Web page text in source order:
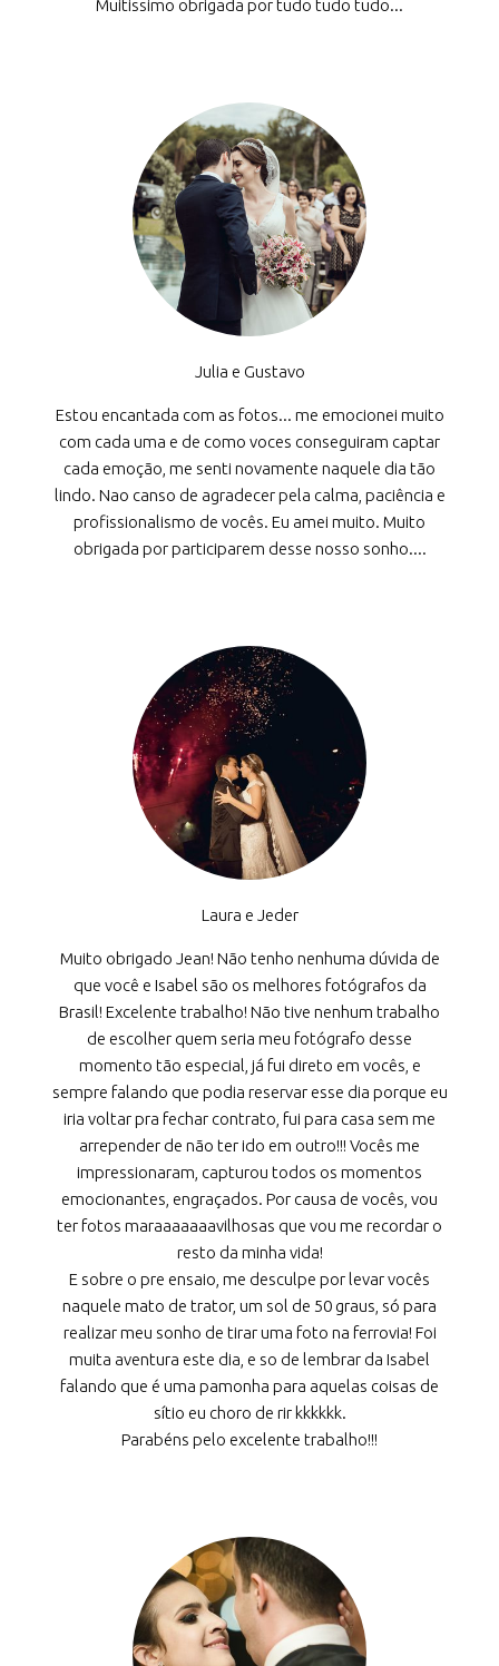
Muitissimo obrigada por tudo tudo tudo...
Julia e Gustavo
Estou encantada com as fotos... me emocionei muito
com cada uma e de como voces conseguiram captar
cada emoção, me senti novamente naquele dia tão
lindo. Nao canso de agradecer pela calma, paciência e
profissionalismo de vocês. Eu amei muito. Muito
obrigada por participarem desse nosso sonho....
Laura e Jeder
Muito obrigado Jean! Não tenho nenhuma dúvida de
que você e Isabel são os melhores fotógrafos da
Brasil! Excelente trabalho! Não tive nenhum trabalho
de escolher quem seria meu fotógrafo desse
momento tão especial, já fui direto em vocês, e
sempre falando que podia reservar esse dia porque eu
iria voltar pra fechar contrato, fui para casa sem me
arrepender de não ter ido em outro!!! Vocês me
impressionaram, capturou todos os momentos
emocionantes, engraçados. Por causa de vocês, vou
ter fotos maraaaaaaavilhosas que vou me recordar o
resto da minha vida!
E sobre o pre ensaio, me desculpe por levar vocês
naquele mato de trator, um sol de 50 graus, só para
realizar meu sonho de tirar uma foto na ferrovia! Foi
muita aventura este dia, e so de lembrar da Isabel
falando que é uma pamonha para aquelas coisas de
sítio eu choro de rir kkkkkk.
Parabéns pelo excelente trabalho!!!